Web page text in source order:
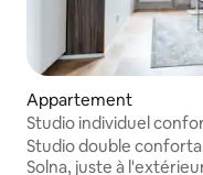
Appartement
Studio individuel
Studio double
Solna, juste à